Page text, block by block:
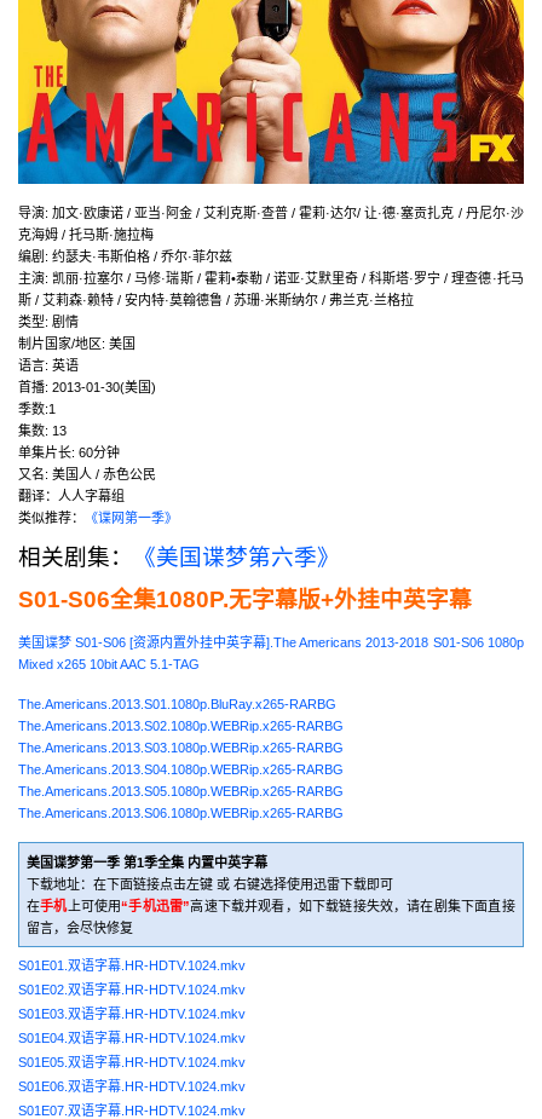
导演:加文·欧康诺 / 亚当·阿金 / 艾利克斯·查普 / 霍莉·达尔/ 让·德·塞贡扎克 / 丹尼尔·沙
克海姆 / 托马斯·施拉梅
编剧 : 约瑟夫·韦斯伯格 / 乔尔·菲尔兹
主演: 凯丽·拉塞尔 / 马修·瑞斯 / 霍莉•泰勒 / 诺亚·艾默里奇 / 科斯塔·罗宁 / 理查德·托马
斯 / 艾莉森·赖特 / 安内特·莫翰德鲁 / 苏珊·米斯纳尔 / 弗兰克·兰格拉
类型: 剧情
制片国家/地区: 美国
语言: 英语
首播: 2013-01-30(美国)
季数:1
集数: 13
单集片长: 60分钟
又名: 美国人 / 赤色公民
翻译：人人字幕组
类似推荐：
《谍网第一季》
相关剧集：
《美国谍梦第六季》
S01-S06全集1080P.无字幕版+外挂中英字幕
美国谍梦 S01-S06 [资源内置外挂中英字幕].The Americans 2013-2018 S01-S06 1080p
Mixed x265 10bit AAC 5.1-TAG
The.Americans.2013.S01.1080p.BluRay.x265-RARBG
The.Americans.2013.S02.1080p.WEBRip.x265-RARBG
The.Americans.2013.S03.1080p.WEBRip.x265-RARBG
The.Americans.2013.S04.1080p.WEBRip.x265-RARBG
The.Americans.2013.S05.1080p.WEBRip.x265-RARBG
The.Americans.2013.S06.1080p.WEBRip.x265-RARBG
美国谍梦第一季 第1季全集 内置中英字幕
下载地址：在下面链接点击左键 或 右键选择使用迅雷下载即可
在手机上可使用“手机迅雷”高速下载并观看，如下载链接失效，请在剧集下面直接
留言，会尽快修复
S01E01.双语字幕.HR-HDTV.1024.mkv
S01E02.双语字幕.HR-HDTV.1024.mkv
S01E03.双语字幕.HR-HDTV.1024.mkv
S01E04.双语字幕.HR-HDTV.1024.mkv
S01E05.双语字幕.HR-HDTV.1024.mkv
S01E06.双语字幕.HR-HDTV.1024.mkv
S01E07.双语字幕.HR-HDTV.1024.mkv